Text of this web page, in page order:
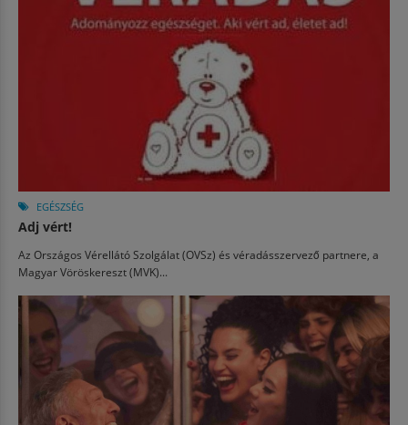
EGÉSZSÉG
Adj vért!
Az Országos Vérellátó Szolgálat (OVSz) és véradásszervező partnere, a
Magyar Vöröskereszt (MVK)...